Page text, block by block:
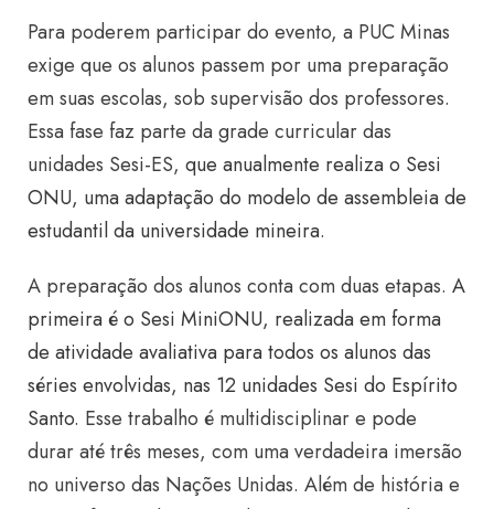
Para poderem participar do evento, a PUC Minas
exige que os alunos passem por uma preparação
em suas escolas, sob supervisão dos professores.
Essa fase faz parte da grade curricular das
unidades Sesi-ES, que anualmente realiza o Sesi
ONU, uma adaptação do modelo de assembleia de
estudantil da universidade mineira.
A preparação dos alunos conta com duas etapas. A
primeira é o Sesi MiniONU, realizada em forma
de atividade avaliativa para todos os alunos das
séries envolvidas, nas 12 unidades Sesi do Espírito
Santo. Esse trabalho é multidisciplinar e pode
durar até três meses, com uma verdadeira imersão
no universo das Nações Unidas. Além de história e